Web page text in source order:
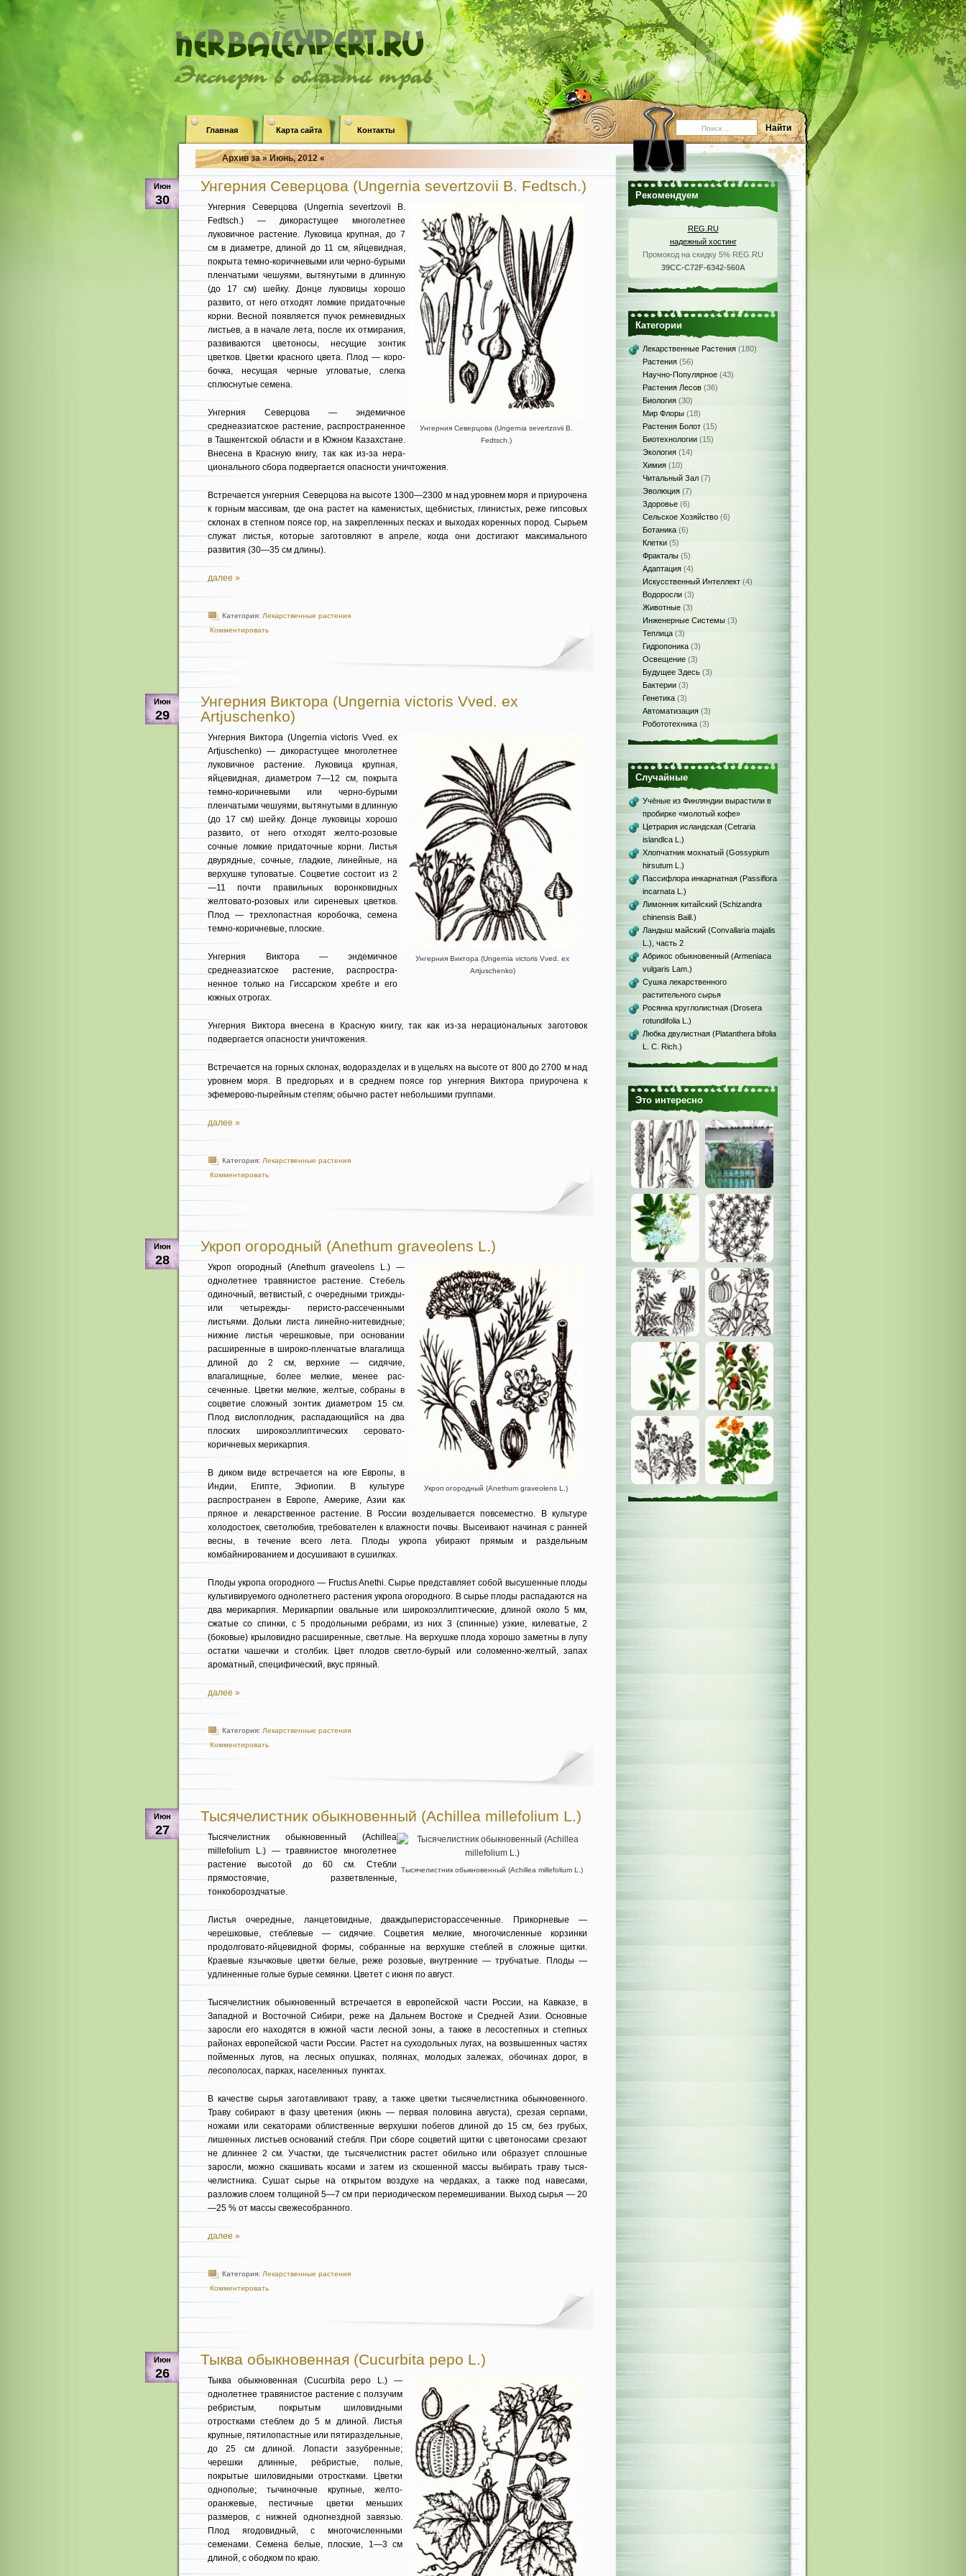
Эксперт в области трав
Главная Карта сайта Контакты
Архив за » Июнь, 2012 «
Июн
30
Унгерния Северцова (Ungernia severtzovii B. Fedtsch.)
Унгерния Северцова (Ungernia severtzovii B.
Fedtsch.)
Унгерния Северцова (Ungernia severtzovii B.
Fedtsch.) — дикорастущее многолетнее
лукович­ное растение. Луковица крупная, до 7
см в диаметре, длиной до 11 см, яйцевидная,
покрыта темно-коричневы­ми или черно-бурыми
пленчатыми чешуями, вытянутыми в длинную
(до 17 см) шейку. Донце луковицы хорошо
развито, от него отходят ломкие при­даточные
корни. Весной появляется пучок ремневидных
листьев, а в начале лета, после их отмирания,
развиваются цветоносы, несущие зонтик
цветков. Цветки красного цвета. Плод — коро­
бочка, несущая черные угловатые, слегка
сплюснутые семена.
Унгерния Северцова — эндемичное
среднеазиатское растение, распростра­ненное
в Ташкентской области и в Южном Казахстане.
Внесена в Крас­ную книгу, так как из-за нера­
ционального сбора подвергается опасности уничтожения.
Встречается унгерния Северцова на высоте 1300—2300 м над уровнем моря и приурочена
к горным массивам, где она растет на каменистых, щебни­стых, глинистых, реже гипсовых
скло­нах в степном поясе гор, на закреплен­ных песках и выходах коренных пород. Сырьем
служат листья, которые заготовляют в апреле, когда они достигают максимального
развития (30—35 см длины).
далее »
Категория: Лекарственные растения
Комментировать
Июн
29
Унгерния Виктора (Ungernia victoris Vved. ex
Artjuschenko)
Унгерния Виктора (Ungernia victoris Vved. ex
Artjuschenko)
Унгерния Виктора (Ungernia victoris Vved. ex
Artjuschenko) — дикорастущее многолетнее
луковичное растение. Луковица крупная,
яйцевид­ная, диаметром 7—12 см, покрыта
темно-коричневыми или черно-бурыми
пленчатыми чешуями, вытянутыми в длинную
(до 17 см) шейку. Донце луковицы хорошо
развито, от него отходят желто-розовые
сочные ломкие придаточные корни. Листья
двурядные, сочные, гладкие, линейные, на
верхуш­ке туповатые. Соцветие состоит из 2
—11 почти правильных воронковидных
желтовато-розовых или сиреневых цветков.
Плод — трехлопастная коро­бочка, семена
темно-коричневые, плос­кие.
Унгерния Виктора — эндемичное
среднеазиатское растение, распростра­
ненное только на Гиссарском хребте и его
южных отрогах.
Унгерния Виктора внесена в Крас­ную книгу, так как из-за не­рациональных заготовок
подвергается опасности уничтожения.
Встречается на горных склонах, водоразделах и в ущельях на высоте от 800 до 2700 м над
уровнем моря. В предгорьях и в среднем поясе гор унгерния Виктора приурочена к
эфемерово-пырейным степям; обычно рас­тет небольшими группами.
далее »
Категория: Лекарственные растения
Комментировать
Июн
28
Укроп огородный (Anethum graveolens L.)
Укроп огородный (Anethum graveolens L.)
Укроп огородный (Anethum graveolens L.) —
однолетнее травянистое растение. Сте­бель
одиночный, ветвистый, с очеред­ными трижды-
или четырежды- перисто-рассеченными
листьями. Дольки листа линейно-нитевидные;
нижние листья черешковые, при основании
расширен­ные в широко-пленчатые влагалища
длиной до 2 см, верхние — сидячие,
влагалищные, более мелкие, менее рас­
сеченные. Цветки мелкие, желтые, соб­раны в
соцветие сложный зонтик диа­метром 15 см.
Плод вислоплодник, распадающийся на два
плоских широкоэллиптических серовато-
коричневых мерикарпия.
В диком виде встречается на юге Европы, в
Индии, Египте, Эфиопии. В культуре
распространен в Европе, Америке, Азии как
пряное и лекарст­венное растение. В России возделывается повсеместно. В культуре
холодо­стоек, светолюбив, требователен к влажности почвы. Высеивают начиная с ранней
весны, в течение всего лета. Плоды укропа убирают прямым и раз­дельным
комбайнированием и досуши­вают в сушилках.
Плоды укропа огородного — Fructus Anethi. Сырье представляет собой высушенные плоды
культивируемого однолетнего растения укропа огородного. В сырье плоды распадаются на
два мерикар­пия. Мерикарпии овальные или широ­коэллиптические, длиной около 5 мм,
сжатые со спинки, с 5 продольными ребрами, из них 3 (спинные) узкие, килеватые, 2
(боковые) крыловидно расширенные, светлые. На верхушке плода хорошо заметны в лупу
остатки чашечки и столбик. Цвет плодов свет­ло-бурый или соломенно-желтый, запах
ароматный, специфический, вкус пря­ный.
далее »
Категория: Лекарственные растения
Комментировать
Июн
27
Тысячелистник обыкновенный (Achillea millefolium L.)
Тысячелистник обыкновенный (Achillea millefolium L.)
Тысячелистник обыкновенный (Achillea
millefolium L.) — травянистое многолетнее
растение вы­сотой до 60 см. Стебли
прямостоячие, разветвленные,
тонкобороздчатые.
Листья очередные, ланцетовидные, дваждыперисторассеченные. Прикор­невые —
черешковые, стеблевые — си­дячие. Соцветия мелкие, многочислен­ные корзинки
продолговато-яйцевидной формы, собранные на верхушке стеблей в сложные щитки.
Краевые язычковые цветки белые, реже розовые, внутрен­ние — трубчатые. Плоды —
удлинен­ные голые бурые семянки. Цветет с июня по август.
Тысячелистник обыкновенный встречается в европейской части России, на Кавказе, в
Западной и Восточной Сибири, реже на Дальнем Востоке и Средней Азии. Основные
заросли его находятся в южной части лесной зоны, а также в лесостепных и степных
районах европейской части России. Растет на суходольных лугах, на воз­вышенных частях
пойменных лугов, на лесных опушках, полянах, молодых залежах, обочинах дорог, в
лесополо­сах, парках, населенных пунктах.
В качестве сырья заготавливают траву, а также цветки тысячелистника обыкновенного.
Траву собирают в фазу цветения (июнь — первая половина августа), срезая серпами,
ножами или секаторами облиственные верхушки по­бегов длиной до 15 см, без грубых,
лишенных листьев оснований стебля. При сборе соцветий щитки с цветоно­сами срезают
не длиннее 2 см. Участ­ки, где тысячелистник растет обильно или образует сплошные
заросли, можно скашивать косами и затем из ско­шенной массы выбирать траву тыся­
челистника. Сушат сырье на открытом воздухе на чердаках, а также под наве­сами,
разложив слоем толщиной 5—7 см при периодическом перемешивании. Вы­ход сырья — 20
—25 % от массы свеже­собранного.
далее »
Категория: Лекарственные растения
Комментировать
Июн
26
Тыква обыкновенная (Cucurbita реро L.)
Тыква обыкновенная (Cucurbita реро L.) —
однолетнее травянистое растение с ползучим
ребристым, покрытым шило­видными
отростками стеблем до 5 м длиной. Листья
крупные, пятилопастные или пятираздельные,
до 25 см длиной. Лопасти зазубренные;
черешки длинные, ребристые, полые,
покрытые шиловидными отростками. Цветки
одно­полые; тычиночные крупные, желто-
оранжевые, пестичные цветки меньших
размеров, с нижней одногнездной за­вязью.
Плод ягодовидный, с много­численными
семенами. Семена белые, плоские, 1—3 см
длиной, с ободком по краю.
Рекомендуем
REG.RU
надежный хостинг
Промокод на скидку 5% REG.RU
39CC-C72F-6342-560A
Категории
Лекарственные Растения (180)
Растения (56)
Научно-Популярное (43)
Растения Лесов (36)
Биология (30)
Мир Флоры (18)
Растения Болот (15)
Биотехнологии (15)
Экология (14)
Химия (10)
Читальный Зал (7)
Эволюция (7)
Здоровье (6)
Сельское Хозяйство (6)
Ботаника (6)
Клетки (5)
Фракталы (5)
Адаптация (4)
Искусственный Интеллект (4)
Водоросли (3)
Животные (3)
Инженерные Системы (3)
Теплица (3)
Гидропоника (3)
Освещение (3)
Будущее Здесь (3)
Бактерии (3)
Генетика (3)
Автоматизация (3)
Робототехника (3)
Случайные
Учёные из Финляндии вырастили в
пробирке «молотый кофе»
Цетрария исландская (Сetraria
islandlca L.)
Хлопчатник мохнатый (Gossypium
hirsutum L.)
Пассифлора инкарнатная (Passiflora
incarnata L.)
Лимонник китайский (Schizandra
chinensis Baill.)
Ландыш майский (Convallaria majalis
L.), часть 2
Абрикос обыкновенный (Armeniaca
vulgaris Lam.)
Сушка лекарственного
растительного сырья
Росянка круглолистная (Drosera
rotundifolia L.)
Любка двулистная (Platanthera bifolia
L. С. Rich.)
Это интересно